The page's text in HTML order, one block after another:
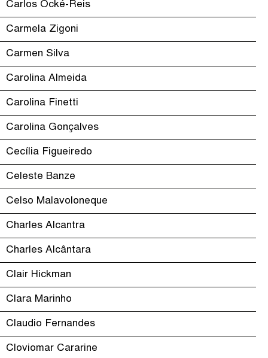
Carlos Ocké-Reis
Carmela Zigoni
Carmen Silva
Carolina Almeida
Carolina Finetti
Carolina Gonçalves
Cecília Figueiredo
Celeste Banze
Celso Malavoloneque
Charles Alcantra
Charles Alcântara
Clair Hickman
Clara Marinho
Claudio Fernandes
Cloviomar Cararine